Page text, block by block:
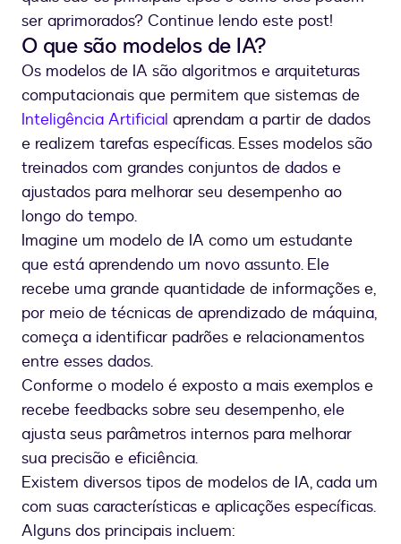
ser aprimorados? Continue lendo este post!
O que são modelos de IA?
Os modelos de IA são algoritmos e arquiteturas
computacionais que permitem que sistemas de
Inteligência Artificial aprendam a partir de dados
e realizem tarefas específicas. Esses modelos são
treinados com grandes conjuntos de dados e
ajustados para melhorar seu desempenho ao
longo do tempo.
Imagine um modelo de IA como um estudante
que está aprendendo um novo assunto. Ele
recebe uma grande quantidade de informações e,
por meio de técnicas de aprendizado de máquina,
começa a identificar padrões e relacionamentos
entre esses dados.
Conforme o modelo é exposto a mais exemplos e
recebe feedbacks sobre seu desempenho, ele
ajusta seus parâmetros internos para melhorar
sua precisão e eficiência.
Existem diversos tipos de modelos de IA, cada um
com suas características e aplicações específicas.
Alguns dos principais incluem: